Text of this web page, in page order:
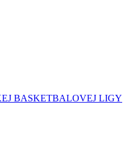
BASKETBALOVEJ LIGY